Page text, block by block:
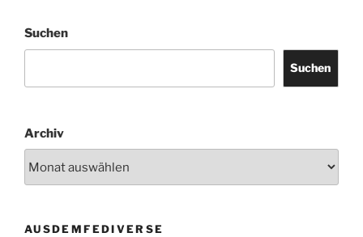
Suchen
Suchen
Archiv
AUSDEMFEDIVERSE